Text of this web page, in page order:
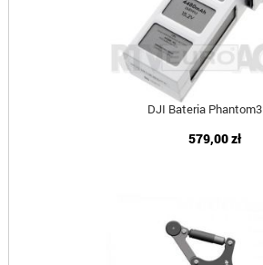
DJI Bateria Phantom3
579,00 zł